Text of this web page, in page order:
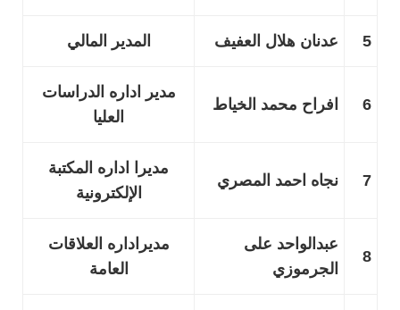
5 عدنان هلال العفيف المدير المالي
6 افراح محمد الخياط
مدير اداره الدراسات
العليا
7 نجاه احمد المصري
مديرا اداره المكتبة
الإلكترونية
8
عبدالواحد على
الجرموزي
مديراداره العلاقات
العامة